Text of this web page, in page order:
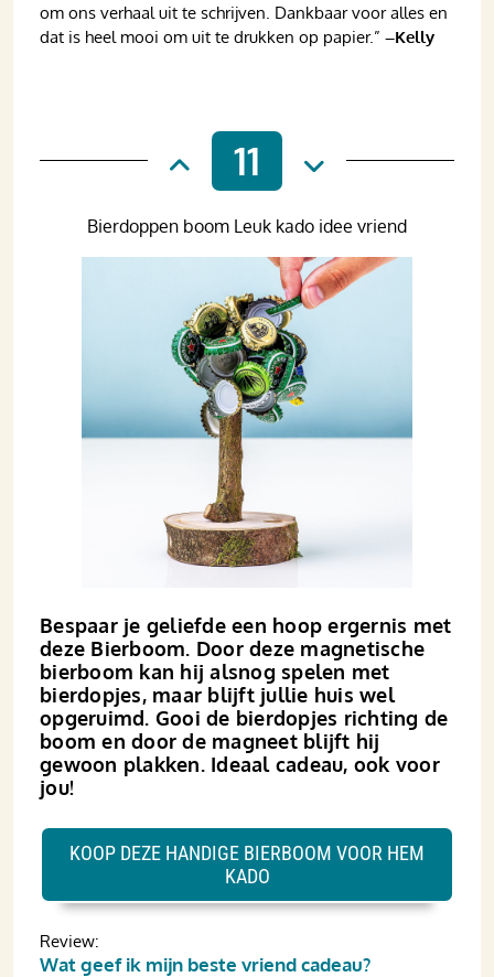
om ons verhaal uit te schrijven. Dankbaar voor alles en
dat is heel mooi om uit te drukken op papier.” –Kelly
11
Bespaar je geliefde een hoop ergernis met
deze Bierboom. Door deze magnetische
bierboom kan hij alsnog spelen met
bierdopjes, maar blijft jullie huis wel
opgeruimd. Gooi de bierdopjes richting de
boom en door de magneet blijft hij
gewoon plakken. Ideaal cadeau, ook voor
jou!
Bierdoppen boom Leuk kado idee vriend
Review:
Wat geef ik mijn beste vriend cadeau?
KOOP DEZE HANDIGE BIERBOOM VOOR HEM
KADO